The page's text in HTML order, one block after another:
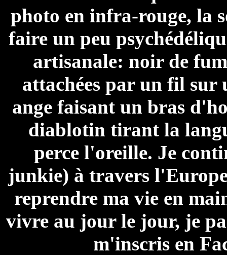
photo en infra-rouge, la
faire un peu
artisanale: noir de
attachées par un fil sur
ange faisant un bras
diablotin tirant la
perce l'oreille. Je
junkie) à travers
reprendre ma vie en
vivre au jour le jour, je
m'inscris en